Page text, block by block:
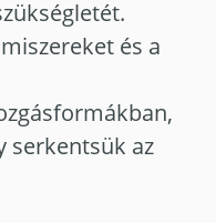
és a
serkentsük az